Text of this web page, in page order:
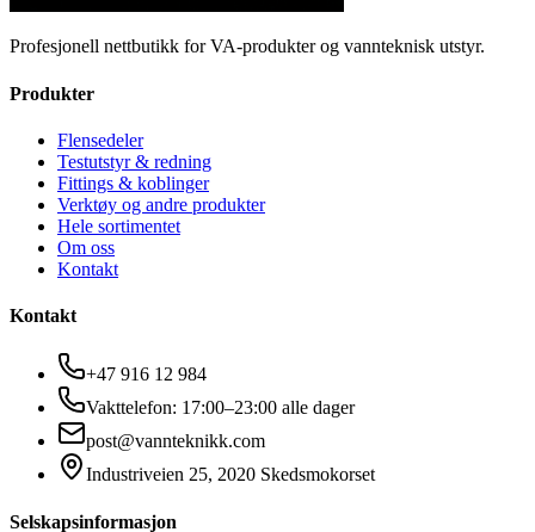
Profesjonell nettbutikk for VA-produkter og vannteknisk utstyr.
Produkter
Flensedeler
Testutstyr & redning
Fittings & koblinger
Verktøy og andre produkter
Hele sortimentet
Om oss
Kontakt
Kontakt
+47 916 12 984
Vakttelefon: 17:00–23:00 alle dager
post@vannteknikk.com
Industriveien 25, 2020 Skedsmokorset
Selskapsinformasjon